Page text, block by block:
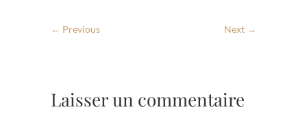
← Previous Next →
Laisser un commentaire